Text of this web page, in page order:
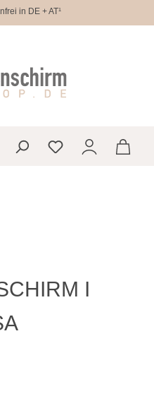
in DE + AT¹
Du hast 0 Produkte
I